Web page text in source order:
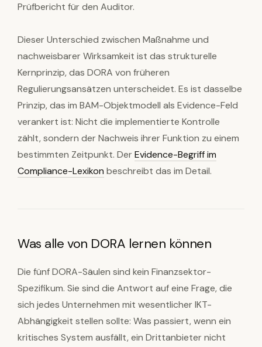
Prüfbericht für den Auditor.
Dieser Unterschied zwischen Maßnahme und
nachweisbarer Wirksamkeit ist das strukturelle
Kernprinzip, das DORA von früheren
Regulierungsansätzen unterscheidet. Es ist dasselbe
Prinzip, das im BAM-Objektmodell als Evidence-Feld
verankert ist: Nicht die implementierte Kontrolle
zählt, sondern der Nachweis ihrer Funktion zu einem
bestimmten Zeitpunkt. Der Evidence-Begriff im
Compliance-Lexikon beschreibt das im Detail.
Was alle von DORA lernen können
Die fünf DORA-Säulen sind kein Finanzsektor-
Spezifikum. Sie sind die Antwort auf eine Frage, die
sich jedes Unternehmen mit wesentlicher IKT-
Abhängigkeit stellen sollte: Was passiert, wenn ein
kritisches System ausfällt, ein Drittanbieter nicht